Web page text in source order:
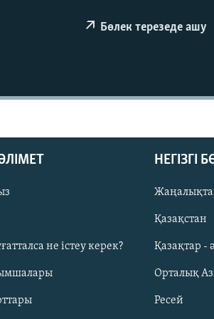
Бөлек терезеде ашу
не істеу керек?
НЕГІЗГІ
Қазақстан
Қазақтар -
Орталық
Ресей